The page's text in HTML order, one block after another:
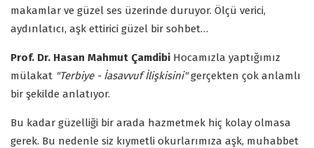
makamlar ve güzel ses üzerinde duruyor. Ölçü verici,
aydınlatıcı, aşk ettirici güzel bir sohbet…
Prof. Dr. Hasan Mahmut Çamdibi Hocamızla yaptığımız
mülakat "Terbiye - İasavvuf İlişkisini"gerçekten çok anlamlı
bir şekilde anlatıyor.
Bu kadar güzelliği bir arada hazmetmek hiç kolay olmasa
gerek. Bu nedenle siz kıymetli okurlarımıza aşk, muhabbet